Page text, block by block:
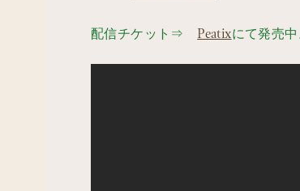
配信チケット⇒Peatixにて発売中